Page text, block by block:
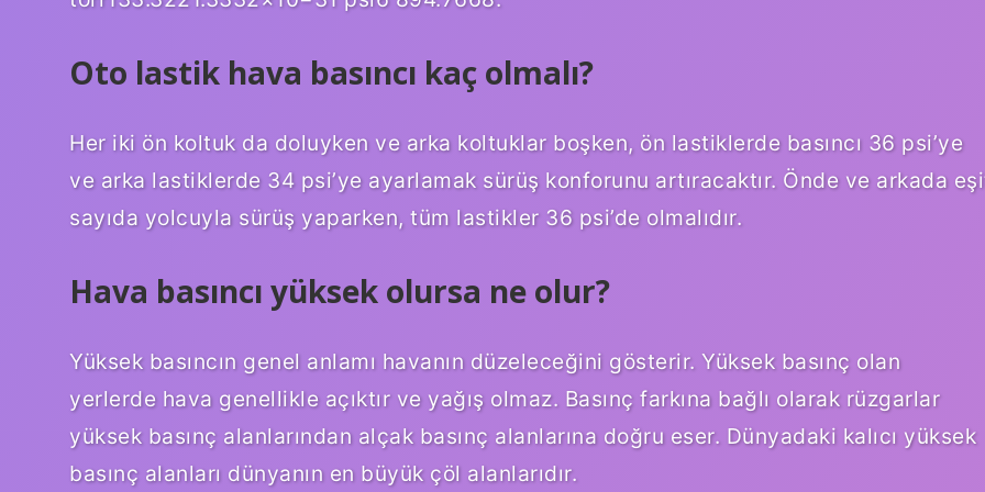
Oto lastik hava basıncı kaç olmalı?
Her iki ön koltuk da doluyken ve arka koltuklar boşken, ön lastiklerde basıncı 36 psi’ye
ve arka lastiklerde 34 psi’ye ayarlamak sürüş konforunu artıracaktır. Önde ve arkada
sayıda yolcuyla sürüş yaparken, tüm lastikler 36 psi’de olmalıdır.
Hava basıncı yüksek olursa ne olur?
Yüksek basıncın genel anlamı havanın düzeleceğini gösterir. Yüksek basınç olan
yerlerde hava genellikle açıktır ve yağış olmaz. Basınç farkına bağlı olarak rüzgarlar
yüksek basınç alanlarından alçak basınç alanlarına doğru eser. Dünyadaki kalıcı yüksek
basınç alanları dünyanın en büyük çöl alanlarıdır.